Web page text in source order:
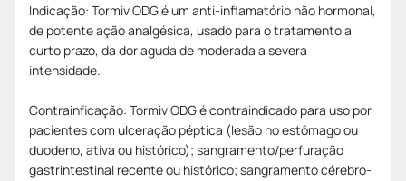
Indicação: Tormiv ODG é um anti-inflamatório não hormonal,
de potente ação analgésica, usado para o tratamento a
curto prazo, da dor aguda de moderada a severa
intensidade.
Contrainficação: Tormiv ODG é contraindicado para uso por
pacientes com ulceração péptica (lesão no estômago ou
duodeno, ativa ou histórico); sangramento/perfuração
gastrintestinal recente ou histórico; sangramento cérebro-